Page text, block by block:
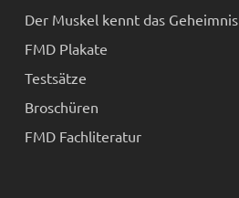
Der Muskel kennt das Geheimnis
FMD Plakate
Testsätze
Broschüren
FMD Fachliteratur